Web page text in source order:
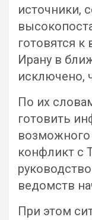
источники,
готовятся
Ирану в
исключено,
По их
готовить
конфликт с
ведомств
При этом